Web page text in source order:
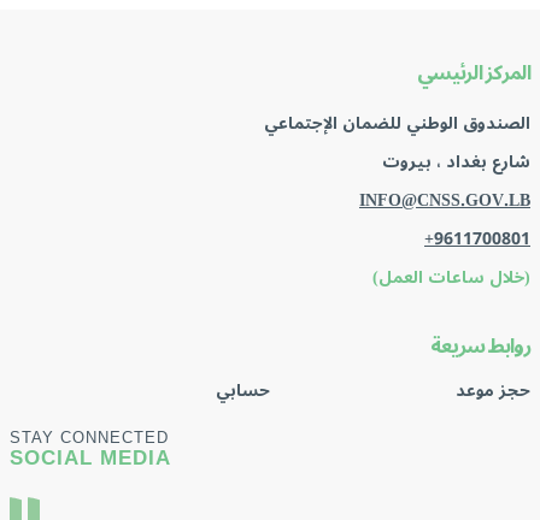
المركز الرئيسي
الصندوق الوطني للضمان الإجتماعي
شارع بغداد ، بيروت
INFO@CNSS.GOV.LB
+9611700801
(خلال ساعات العمل)
روابط سريعة
حجز موعد حسابي
STAY CONNECTED
SOCIAL MEDIA